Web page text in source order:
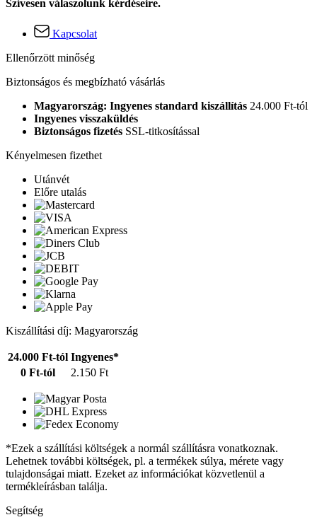
Szívesen válaszolunk kérdéseire.
Kapcsolat
Ellenőrzött minőség
Biztonságos és megbízható vásárlás
Magyarország: Ingyenes standard kiszállítás 24.000 Ft-tól
Ingyenes visszaküldés
Biztonságos fizetés SSL-titkosítással
Kényelmesen fizethet
Utánvét
Előre utalás
Kiszállítási díj: Magyarország
24.000 Ft-tól Ingyenes*
0 Ft-tól
2.150 Ft
*Ezek a szállítási költségek a normál szállításra vonatkoznak.
Lehetnek további költségek, pl. a termékek súlya, mérete vagy
tulajdonságai miatt. Ezeket az információkat közvetlenül a
termékleírásban találja.
Segítség